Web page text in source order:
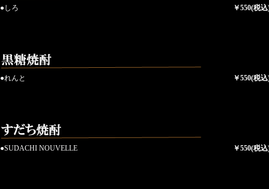
●しろ ￥550(税
●れんと ￥550(税
●SUDACHI NOUVELLE ￥550(税